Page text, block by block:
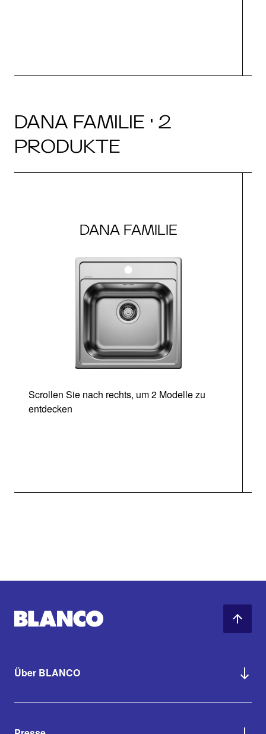
DANA FAMILIE · 2
PRODUKTE
DANA FAMILIE
Scrollen Sie nach rechts, um 2 Modelle zu
entdecken
Über BLANCO